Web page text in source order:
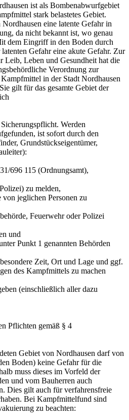
ist als Bombenabwurfgebiet
stark belastetes Gebiet.
eine latente Gefahr in
da nicht bekannt ist, wo genau
dem Eingriff in den Boden durch
Gefahr eine akute Gefahr. Zur
Leib, Leben und Gesundheit hat die
Verordnung zur
in der Stadt Nordhausen
gilt für das gesamte Gebiet der
Werden
ist sofort durch den
Grundstückseigentümer,
696 115 (Ordnungsamt),
zu melden,
jeglichen Personen zu
Feuerwehr oder Polizei
und
Punkt 1 genannten Behörden
Zeit, Ort und Lage und ggf.
des Kampfmittels zu machen
(einschließlich aller dazu
Pflichten gemäß § 4
Gebiet von Nordhausen darf von
Boden) keine Gefahr für die
muss dieses im Vorfeld der
und vom Bauherren auch
Dies gilt auch für verfahrensfreie
Bei Kampfmittelfund sind
zu beachten: